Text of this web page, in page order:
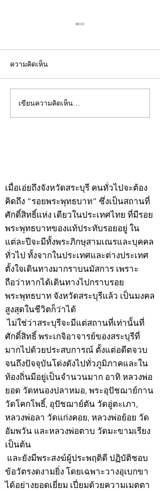
คอลัมน์"จับชีพจรวงการ
พระ"ประจำพุธที่ 29
ความคิดเห็น
เขียนความคิดเห็น…
เมื่อเอ่ยถึงจังหวัดสระบุรี คนทั่วไปจะต้อง
คิดถึง “รอยพระพุทธบาท” ซึ่งเป็นสถานที่
ศักดิ์สิทธิ์แห่ง เดียวในประเทศไทย ที่มีรอย
พระพุทธบาทของแท้ประทับรอยอยู่ ใน
แต่ละปีจะมีทั้งพระภิกษุสามเณรและบุคคล
ทั่วไป ทั้งจากในประเทศและต่างประเทศ
ตั้งใจเดินทางมากราบนมัสการ เพราะ
ถือว่าหากได้เดินทางไปกราบรอย
พระพุทธบาท จังหวัดสระบุรีแล้ว เป็นมงคล
สูงสุดในชีวิตก็ว่าได้
ไม่ใช่ว่าสระบุรีจะมีแต่สถานที่เท่านั้นที่
ศักดิ์สิทธิ์ พระเกจิอาจารย์ของสระบุรีที่
มากไปด้วยประสบการณ์ ตั้งแต่อดีตจวบ
จนถึงปัจจุบันโด่งดังไปทั่วภูมิภาคและใน
ท้องถิ่นมีอยู่เป็นจำนวนมาก อาทิ หลวงพ่อ
ยอด วัดหนองปลาหมอ, พระอุปัชฌาย์กาน
วัดโคกโพธิ์, อุปัชฌาย์ตัน วัดอู่ตะเภา,
หลวงพ่อลา วัดแก่งคอย, หลวงพ่อย้อย วัด
อัมพวัน และหลวงพ่อตาบ วัดมะขามเรียง
เป็นต้น
และยังมีพระสงฆ์ผู้ประพฤติดี ปฏิบัติชอบ
ข้อวัตรงดงามยิ่ง โดยเฉพาะวางอุเบกขา
ได้อย่างยอดเยี่ยม เปี่ยมด้วยความเมตตา